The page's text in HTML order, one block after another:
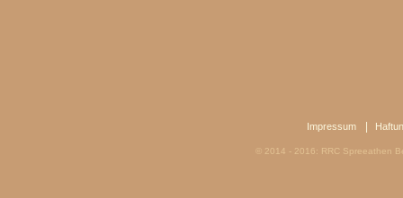
Impressum
© 2014 - 2016: RRC Spreeathen